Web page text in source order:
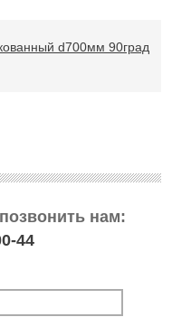
d700мм 90град
нам:
44